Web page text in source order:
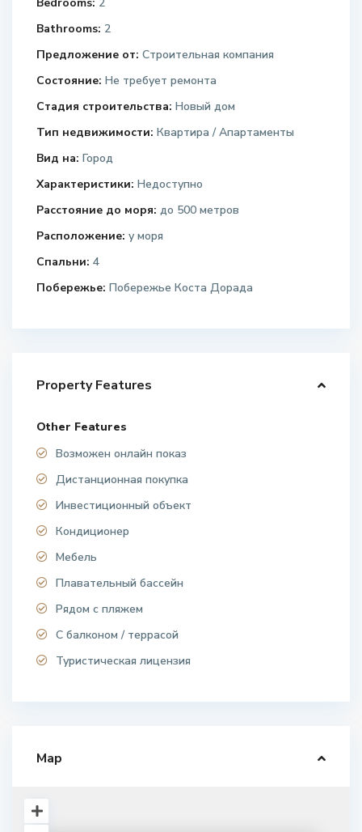
Bathrooms: 2
Предложение от: Строительная компания
Состояние: Не требует ремонта
Стадия строительства: Новый дом
Тип недвижимости: Квартира / Апартаменты
Вид на: Город
Характеристики: Недоступно
Расстояние до моря: до 500 метров
Расположение: у моря
Спальни: 4
Побережье: Побережье Коста Дорада
Property Features
Other Features
Возможен онлайн показ
Дистанционная покупка
Инвестиционный объект
Кондиционер
Мебель
Плавательный бассейн
Рядом с пляжем
С балконом / террасой
Туристическая лицензия
Map